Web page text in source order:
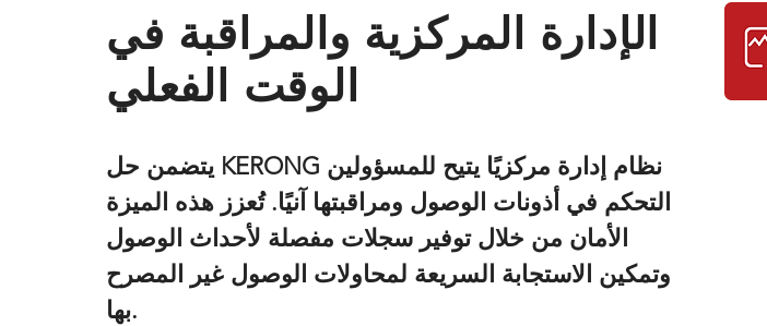
الإدارة المركزية والمراقبة في
الوقت الفعلي
يتضمن حل KERONG نظام إدارة مركزيًا يتيح للمسؤولين
التحكم في أذونات الوصول ومراقبتها آنيًا. تُعزز هذه الميزة
الأمان من خلال توفير سجلات مفصلة لأحداث الوصول
وتمكين الاستجابة السريعة لمحاولات الوصول غير المصرح
بها.